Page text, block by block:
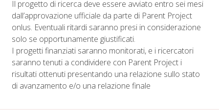
Il progetto di ricerca deve essere avviato entro sei mesi
dall’approvazione ufficiale da parte di Parent Project
onlus. Eventuali ritardi saranno presi in considerazione
solo se opportunamente giustificati.
I progetti finanziati saranno monitorati, e i ricercatori
saranno tenuti a condividere con Parent Project i
risultati ottenuti presentando una relazione sullo stato
di avanzamento e/o una relazione finale